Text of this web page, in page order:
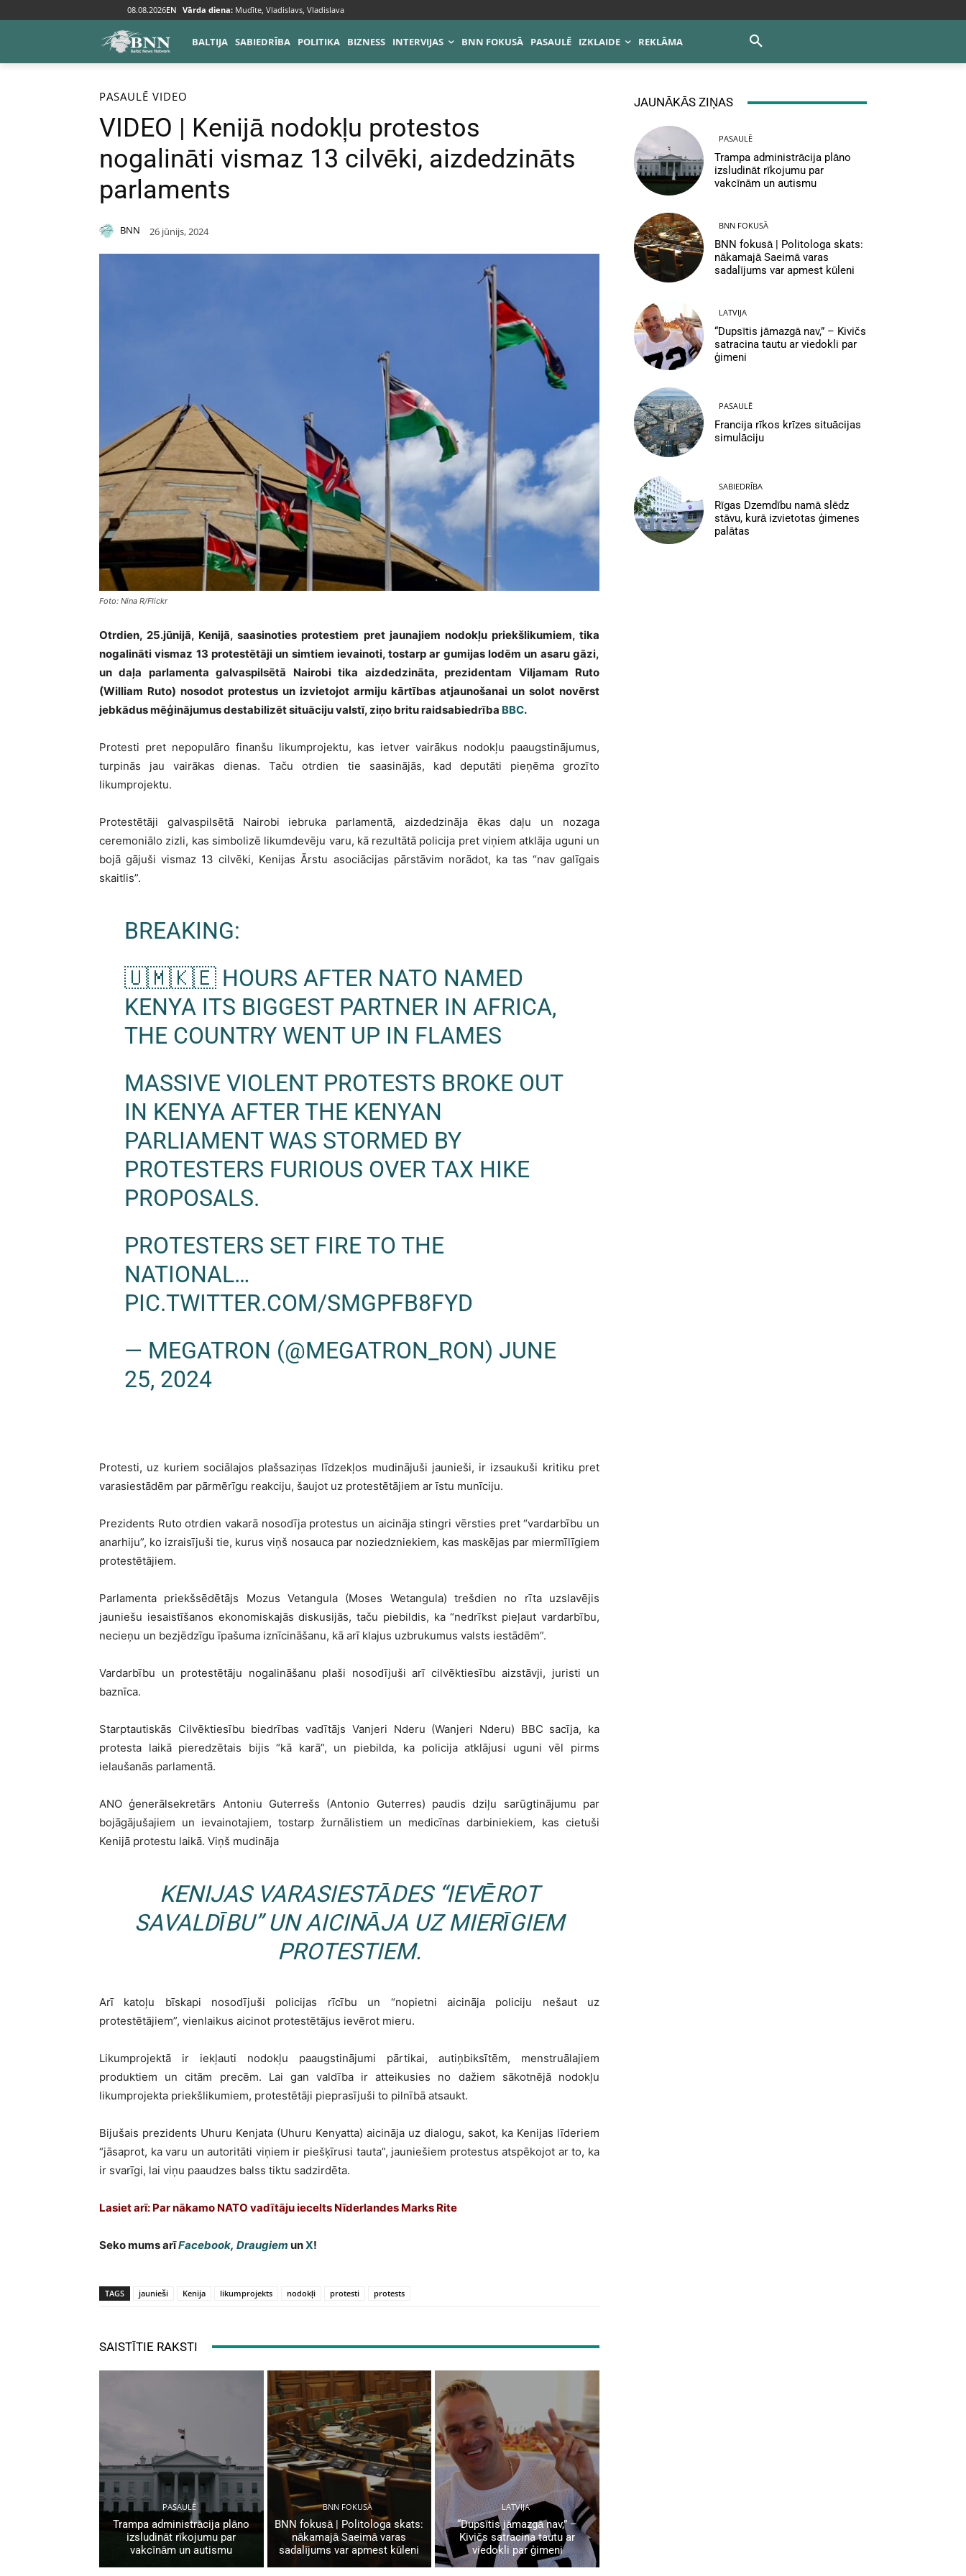
08.08.2026EN Vārda diena: Mudīte, Vladislavs, Vladislava
BALTIJA SABIEDRĪBA POLITIKA BIZNESS INTERVIJAS BNN FOKUSĀ PASAULĒ IZKLAIDE REKLĀMA
Sākums Pasaulē
PASAULĒ VIDEO
VIDEO | Kenijā nodokļu protestos
nogalināti vismaz 13 cilvēki, aizdedzināts
parlaments
BNN 26 jūnijs, 2024
Foto: Nina R/Flickr
Otrdien, 25.jūnijā, Kenijā, saasinoties protestiem pret jaunajiem nodokļu priekšlikumiem, tika
nogalināti vismaz 13 protestētāji un simtiem ievainoti, tostarp ar gumijas lodēm un asaru gāzi,
un daļa parlamenta galvaspilsētā Nairobi tika aizdedzināta, prezidentam Viljamam Ruto
(William Ruto) nosodot protestus un izvietojot armiju kārtības atjaunošanai un solot novērst
jebkādus mēģinājumus destabilizēt situāciju valstī, ziņo britu raidsabiedrība BBC.
Protesti pret nepopulāro finanšu likumprojektu, kas ietver vairākus nodokļu paaugstinājumus,
turpinās jau vairākas dienas. Taču otrdien tie saasinājās, kad deputāti pieņēma grozīto
likumprojektu.
Protestētāji galvaspilsētā Nairobi iebruka parlamentā, aizdedzināja ēkas daļu un nozaga
ceremoniālo zizli, kas simbolizē likumdevēju varu, kā rezultātā policija pret viņiem atklāja uguni un
bojā gājuši vismaz 13 cilvēki, Kenijas Ārstu asociācijas pārstāvim norādot, ka tas “nav galīgais
skaitlis”.
BREAKING:
🇺🇲🇰🇪 HOURS AFTER NATO NAMED
KENYA ITS BIGGEST PARTNER IN AFRICA,
THE COUNTRY WENT UP IN FLAMES
MASSIVE VIOLENT PROTESTS BROKE OUT
IN KENYA AFTER THE KENYAN
PARLIAMENT WAS STORMED BY
PROTESTERS FURIOUS OVER TAX HIKE
PROPOSALS.
PROTESTERS SET FIRE TO THE
NATIONAL…
PIC.TWITTER.COM/SMGPFB8FYD
— MEGATRON (@MEGATRON_RON) JUNE
25, 2024
Protesti, uz kuriem sociālajos plašsaziņas līdzekļos mudinājuši jaunieši, ir izsaukuši kritiku pret
varasiestādēm par pārmērīgu reakciju, šaujot uz protestētājiem ar īstu munīciju.
Prezidents Ruto otrdien vakarā nosodīja protestus un aicināja stingri vērsties pret “vardarbību un
anarhiju”, ko izraisījuši tie, kurus viņš nosauca par noziedzniekiem, kas maskējas par miermīlīgiem
protestētājiem.
Parlamenta priekšsēdētājs Mozus Vetangula (Moses Wetangula) trešdien no rīta uzslavējis
jauniešu iesaistīšanos ekonomiskajās diskusijās, taču piebildis, ka “nedrīkst pieļaut vardarbību,
necieņu un bezjēdzīgu īpašuma iznīcināšanu, kā arī klajus uzbrukumus valsts iestādēm”.
Vardarbību un protestētāju nogalināšanu plaši nosodījuši arī cilvēktiesību aizstāvji, juristi un
baznīca.
Starptautiskās Cilvēktiesību biedrības vadītājs Vanjeri Nderu (Wanjeri Nderu) BBC sacīja, ka
protesta laikā pieredzētais bijis “kā karā”, un piebilda, ka policija atklājusi uguni vēl pirms
ielaušanās parlamentā.
ANO ģenerālsekretārs Antoniu Guterrešs (Antonio Guterres) paudis dziļu sarūgtinājumu par
bojāgājušajiem un ievainotajiem, tostarp žurnālistiem un medicīnas darbiniekiem, kas cietuši
Kenijā protestu laikā. Viņš mudināja
KENIJAS VARASIESTĀDES “IEVĒROT
SAVALDĪBU” UN AICINĀJA UZ MIERĪGIEM
PROTESTIEM.
Arī katoļu bīskapi nosodījuši policijas rīcību un “nopietni aicināja policiju nešaut uz
protestētājiem”, vienlaikus aicinot protestētājus ievērot mieru.
Likumprojektā ir iekļauti nodokļu paaugstinājumi pārtikai, autiņbiksītēm, menstruālajiem
produktiem un citām precēm. Lai gan valdība ir atteikusies no dažiem sākotnējā nodokļu
likumprojekta priekšlikumiem, protestētāji pieprasījuši to pilnībā atsaukt.
Bijušais prezidents Uhuru Kenjata (Uhuru Kenyatta) aicināja uz dialogu, sakot, ka Kenijas līderiem
“jāsaprot, ka varu un autoritāti viņiem ir piešķīrusi tauta”, jauniešiem protestus atspēkojot ar to, ka
ir svarīgi, lai viņu paaudzes balss tiktu sadzirdēta.
Lasiet arī: Par nākamo NATO vadītāju iecelts Nīderlandes Marks Rite
Seko mums arīFacebook, Draugiem unX!
TAGS jaunieši Kenija likumprojekts nodokļi protesti protests
SAISTĪTIE RAKSTI
PASAULĒ
Trampa administrācija plāno
izsludināt rīkojumu par
vakcīnām un autismu
BNN FOKUSĀ
BNN fokusā | Politologa skats:
nākamajā Saeimā varas
sadalījums var apmest kūleni
LATVIJA
“Dupsītis jāmazgā nav,” –
Kivičs satracina tautu ar
viedokli par ģimeni
JAUNĀKĀS ZIŅAS
PASAULĒ
Trampa administrācija plāno
izsludināt rīkojumu par
vakcīnām un autismu
BNN FOKUSĀ
BNN fokusā | Politologa skats:
nākamajā Saeimā varas
sadalījums var apmest kūleni
LATVIJA
“Dupsītis jāmazgā nav,” – Kivičs
satracina tautu ar viedokli par
ģimeni
PASAULĒ
Francija rīkos krīzes situācijas
simulāciju
SABIEDRĪBA
Rīgas Dzemdību namā slēdz
stāvu, kurā izvietotas ģimenes
palātas